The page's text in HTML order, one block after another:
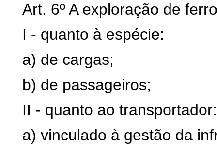
Art. 6º A exploração de
I - quanto à espécie:
a) de cargas;
b) de passageiros;
II - quanto ao transportador:
a) vinculado à gestão da